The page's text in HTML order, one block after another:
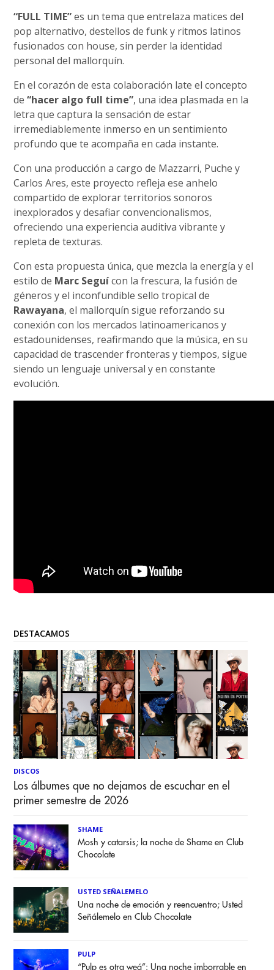
“FULL TIME”es un tema que entrelaza matices del
pop alternativo, destellos de funk y ritmos latinos
fusionados con house, sin perder la identidad
personal del mallorquín.
En el corazón de esta colaboración late el concepto
de“hacer algo full time”, una idea plasmada en la
letra que captura la sensación de estar
irremediablemente inmerso en un sentimiento
profundo que te acompaña en cada instante.
Con una producción a cargo de Mazzarri, Puche y
Carlos Ares, este proyecto refleja ese anhelo
compartido de explorar territorios sonoros
inexplorados y desafiar convencionalismos,
ofreciendo una experiencia auditiva vibrante y
repleta de texturas.
Con esta propuesta única, que mezcla la energía y el
estilo de Marc Seguícon la frescura, la fusión de
géneros y el inconfundible sello tropical de
Rawayana, el mallorquín sigue reforzando su
conexión con los mercados latinoamericanos y
estadounidenses, reafirmando que la música, en su
capacidad de trascender fronteras y tiempos, sigue
siendo un lenguaje universal y en constante
evolución.
DESTACAMOS
DISCOS
Los álbumes que no dejamos de escuchar en el
primer semestre de 2026
SHAME
Mosh y catarsis; la noche de Shame en Club
Chocolate
USTED SEÑALEMELO
Una noche de emoción y reencuentro; Usted
Señálemelo en Club Chocolate
PULP
“Pulp es otra weá”: Una noche imborrable en